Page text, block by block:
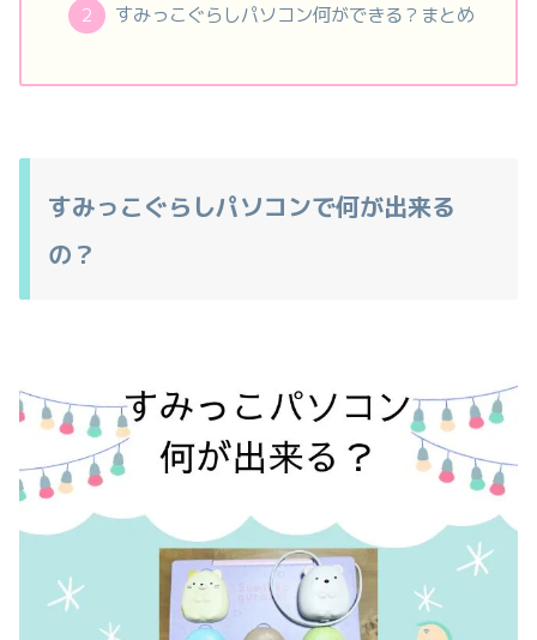
すみっこぐらしパソコン何ができる？まとめ
すみっこぐらしパソコンで何が出来る
の？